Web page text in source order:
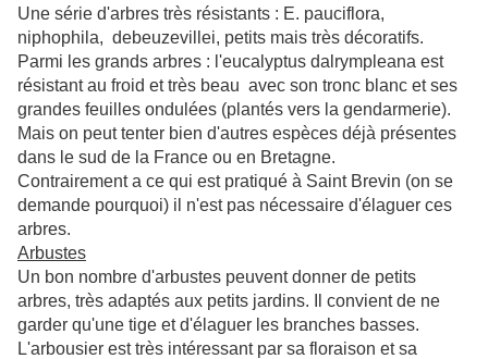
Une série d'arbres très résistants : E. pauciflora,
niphophila, debeuzevillei, petits mais très décoratifs.
Parmi les grands arbres : l'eucalyptus dalrympleana est
résistant au froid et très beau avec son tronc blanc et ses
grandes feuilles ondulées (plantés vers la gendarmerie).
Mais on peut tenter bien d'autres espèces déjà présentes
dans le sud de la France ou en Bretagne.
Contrairement a ce qui est pratiqué à Saint Brevin (on se
demande pourquoi) il n'est pas nécessaire d'élaguer ces
arbres.
Arbustes
Un bon nombre d'arbustes peuvent donner de petits
arbres, très adaptés aux petits jardins. Il convient de ne
garder qu'une tige et d'élaguer les branches basses.
L'arbousier est très intéressant par sa floraison et sa